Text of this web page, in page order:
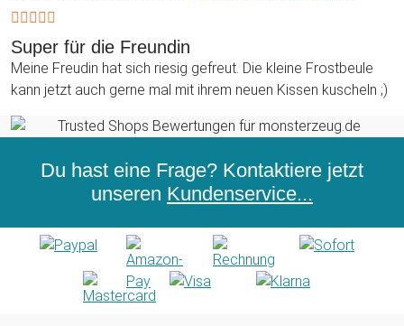
Super für die Freundin
Meine Freudin hat sich riesig gefreut. Die kleine Frostbeule
kann jetzt auch gerne mal mit ihrem neuen Kissen kuscheln ;)
Du hast eine Frage? Kontaktiere jetzt
unseren Kundenservice...